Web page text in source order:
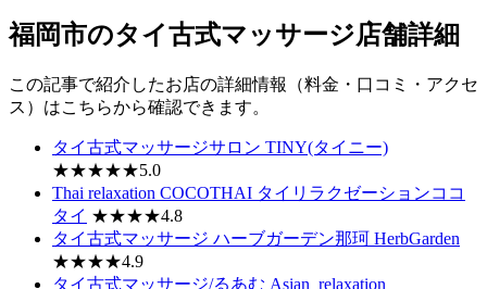
福岡市のタイ古式マッサージ店舗詳細
この記事で紹介したお店の詳細情報（料金・口コミ・アクセ
ス）はこちらから確認できます。
タイ古式マッサージサロン TINY(タイニー)
★★★★★5.0
Thai relaxation COCOTHAI タイリラクゼーションココ
タイ ★★★★4.8
タイ古式マッサージ ハーブガーデン那珂 HerbGarden
★★★★4.9
タイ古式マッサージ/るあむ Asian_relaxation